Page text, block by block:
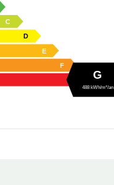
C
D
E
F
G
488 kWh/m²/an